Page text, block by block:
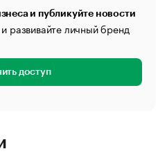
и публикуйте новости
развивайте личный бренд
доступ